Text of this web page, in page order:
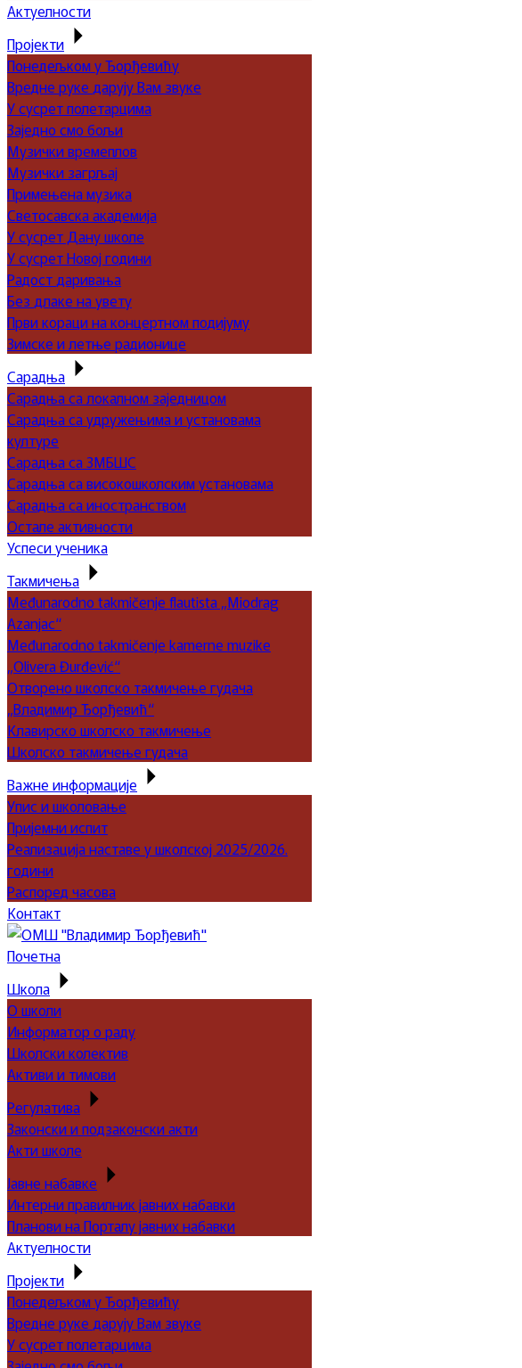
Актуелности
Пројекти
Понедељком у Ђорђевићу
Вредне руке дарују Вам звуке
У сусрет полетарцима
Заједно смо бољи
Музички времеплов
Музички загрљај
Примењена музика
Светосавска академија
У сусрет Дану школе
У сусрет Новој години
Радост даривања
Без длаке на увету
Први кораци на концертном подијуму
Зимске и летње радионице
Сарадња
Сарадња са локалном заједницом
Сарадња са удружењима и установама
културе
Сарадња са ЗМБШС
Сарадња са високошколским установама
Сарадња са иностранством
Остале активности
Успеси ученика
Такмичења
Međunarodno takmičenje flautista „Miodrag
Azanjac“
Međunarodno takmičenje kamerne muzike
„Olivera Đurđević“
Отворено школско такмичење гудача
„Владимир Ђорђевић“
Клавирско школско такмичење
Школско такмичење гудача
Важне информације
Упис и школовање
Пријемни испит
Реализација наставе у школској 2025/2026.
години
Распоред часова
Контакт
Почетна
Школа
О школи
Информатор о раду
Школски колектив
Активи и тимови
Регулатива
Законски и подзаконски акти
Акти школе
Јавне набавке
Интерни правилник јавних набавки
Планови на Порталу јавних набавки
Актуелности
Пројекти
Понедељком у Ђорђевићу
Вредне руке дарују Вам звуке
У сусрет полетарцима